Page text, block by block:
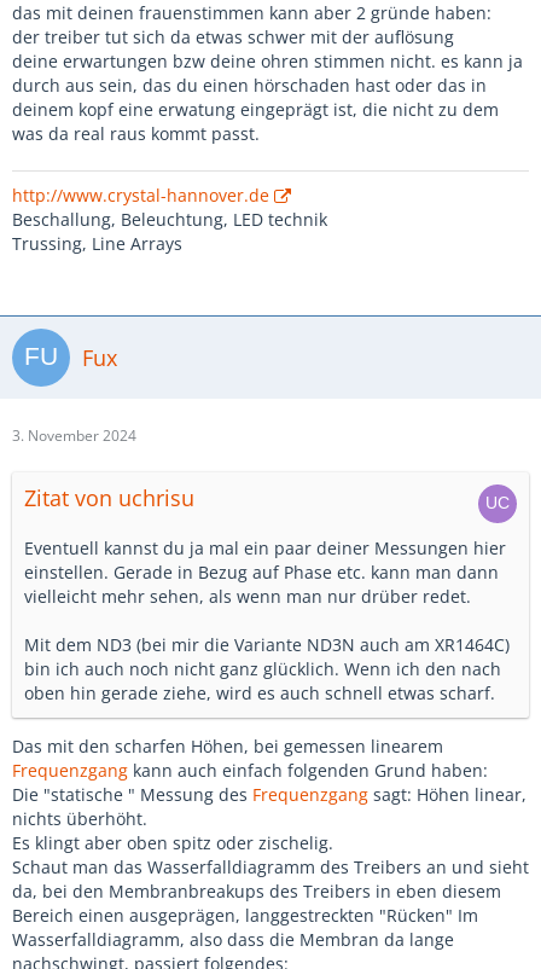
das mit deinen frauenstimmen kann aber 2 gründe haben:
der treiber tut sich da etwas schwer mit der auflösung
deine erwartungen bzw deine ohren stimmen nicht. es kann ja
durch aus sein, das du einen hörschaden hast oder das in
deinem kopf eine erwatung eingeprägt ist, die nicht zu dem
was da real raus kommt passt.
http://www.crystal-hannover.de
Beschallung, Beleuchtung, LED technik
Trussing, Line Arrays
Fux
3. November 2024
Zitat von uchrisu
Eventuell kannst du ja mal ein paar deiner Messungen hier
einstellen. Gerade in Bezug auf Phase etc. kann man dann
vielleicht mehr sehen, als wenn man nur drüber redet.
Mit dem ND3 (bei mir die Variante ND3N auch am XR1464C)
bin ich auch noch nicht ganz glücklich. Wenn ich den nach
oben hin gerade ziehe, wird es auch schnell etwas scharf.
Das mit den scharfen Höhen, bei gemessen linearem
Frequenzgang kann auch einfach folgenden Grund haben:
Die "statische " Messung des Frequenzgang sagt: Höhen linear,
nichts überhöht.
Es klingt aber oben spitz oder zischelig.
Schaut man das Wasserfalldiagramm des Treibers an und sieht
da, bei den Membranbreakups des Treibers in eben diesem
Bereich einen ausgeprägen, langgestreckten "Rücken" Im
Wasserfalldiagramm, also dass die Membran da lange
nachschwingt, passiert folgendes: